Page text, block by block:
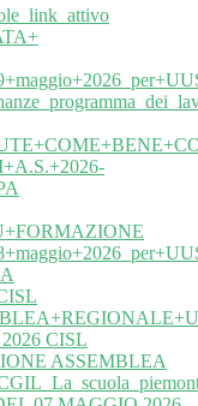
CISL
ASSEMBLEA